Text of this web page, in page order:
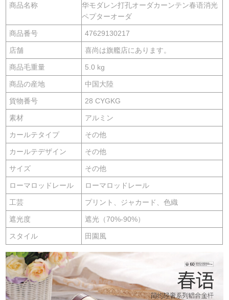
商品名称
华モダレン打孔オーダカーンテン春语消光
ペプターオーダ
商品番号 47629130217
店舗 喜尚は旗艦店にあります。
商品毛重量 5.0 kg
商品の産地 中国大陸
貨物番号 28 CYGKG
素材 アルミン
カールテタイプ その他
カールテデザイン その他
サイズ その他
ローマロッドレール ローマロッドレール
工芸 プリント、ジャカード、色織
遮光度 遮光（70%-90%）
スタイル 田園風